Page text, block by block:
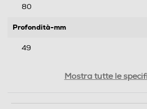
80
Profondità-mm
49
Mostra tutte le